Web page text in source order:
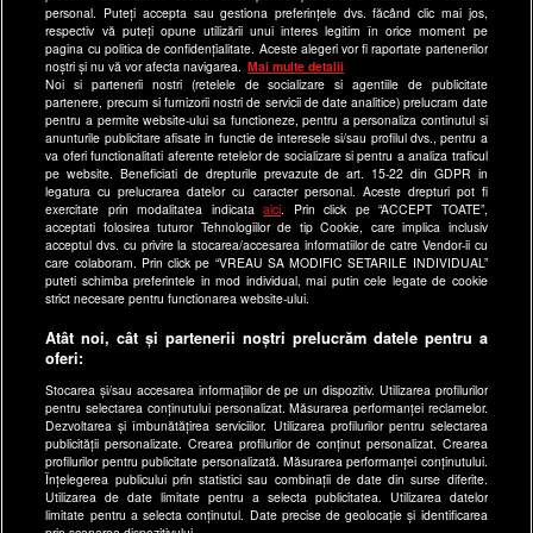
Echipa editorială
Site-uri Antena Group
a1.ro
antenastars.ro
as.ro
catine.ro
chefi.ro
deparinti.ro
medicool.ro
spynews.ro
useit.ro
retetefeldefel.ro
zutv.ro
Trends AntenaPLAY
AntenaPLAY
personal. Puteți accepta sau gestiona preferințele dvs. făcând clic mai jos,
respectiv vă puteți opune utilizării unui interes legitim în orice moment pe
pagina cu politica de confidențialitate. Aceste alegeri vor fi raportate partenerilor
noștri și nu vă vor afecta navigarea.
Mai multe detalii
Noi si partenerii nostri (retelele de socializare si agentiile de publicitate
partenere, precum si furnizorii nostri de servicii de date analitice) prelucram date
pentru a permite website-ului sa functioneze, pentru a personaliza continutul si
anunturile publicitare afisate in functie de interesele si/sau profilul dvs., pentru a
va oferi functionalitati aferente retelelor de socializare si pentru a analiza traficul
pe website. Beneficiati de drepturile prevazute de art. 15-22 din GDPR in
legatura cu prelucrarea datelor cu caracter personal. Aceste drepturi pot fi
exercitate prin modalitatea indicataaici . Prin click pe “ACCEPT TOATE”,
acceptati folosirea tuturor Tehnologiilor de tip Cookie, care implica inclusiv
acceptul dvs. cu privire la stocarea/accesarea informatiilor de catre Vendor-ii cu
care colaboram. Prin click pe “VREAU SA MODIFIC SETARILE INDIVIDUAL”
puteti schimba preferintele in mod individual, mai putin cele legate de cookie
strict necesare pentru functionarea website-ului.
Atât noi, cât și partenerii noștri prelucrăm datele pentru a
oferi:
Stocarea și/sau accesarea informațiilor de pe un dispozitiv. Utilizarea profilurilor
pentru selectarea conținutului personalizat. Măsurarea performanței reclamelor.
Dezvoltarea și îmbunătățirea serviciilor. Utilizarea profilurilor pentru selectarea
publicității personalizate. Crearea profilurilor de conținut personalizat. Crearea
profilurilor pentru publicitate personalizată. Măsurarea performanței conținutului.
Înțelegerea publicului prin statistici sau combinații de date din surse diferite.
Utilizarea de date limitate pentru a selecta publicitatea. Utilizarea datelor
limitate pentru a selecta conținutul. Date precise de geolocație și identificarea